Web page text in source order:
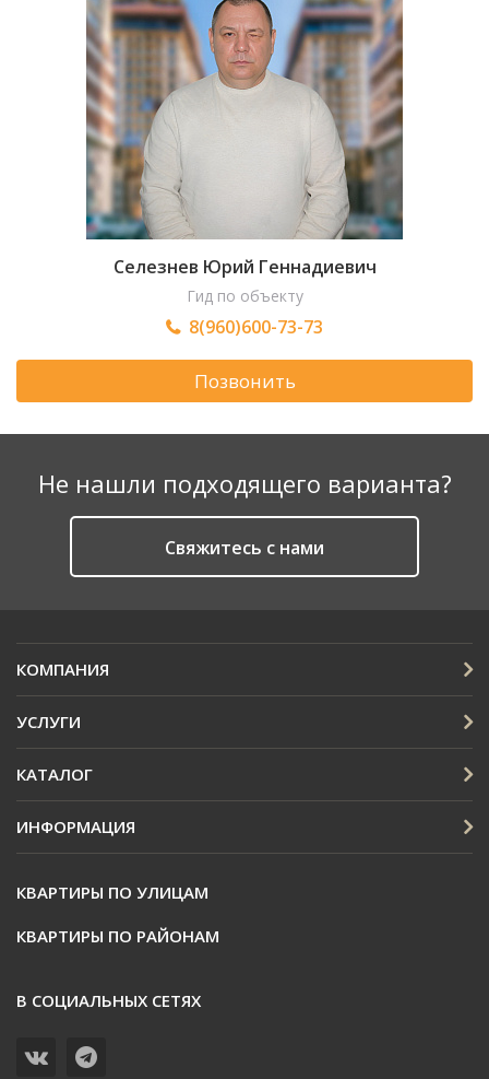
Селезнев Юрий Геннадиевич
Гид по объекту
8(960)600-73-73
Позвонить
Не нашли подходящего варианта?
Cвяжитесь с нами
КОМПАНИЯ
УСЛУГИ
КАТАЛОГ
ИНФОРМАЦИЯ
КВАРТИРЫ ПО УЛИЦАМ
КВАРТИРЫ ПО РАЙОНАМ
В СОЦИАЛЬНЫХ СЕТЯХ